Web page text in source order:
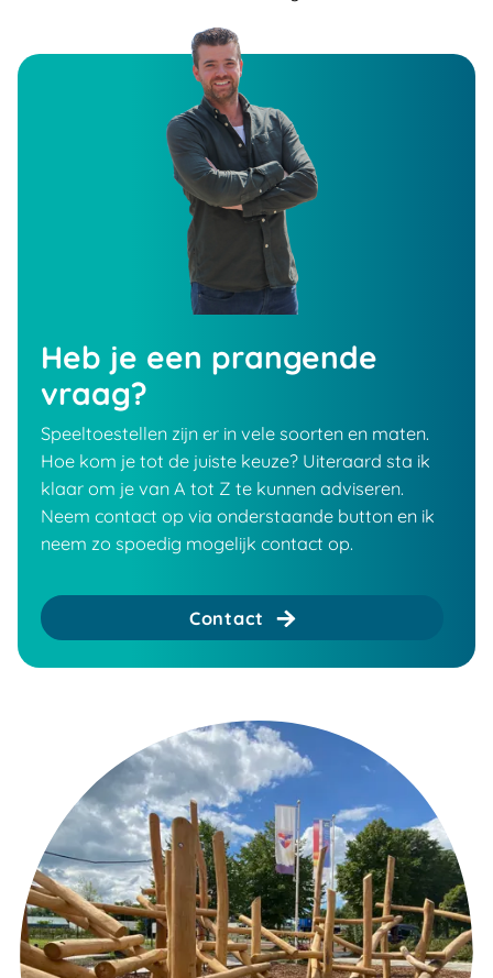
Heb je een prangende
vraag?
Speeltoestellen zijn er in vele soorten en maten.
Hoe kom je tot de juiste keuze? Uiteraard sta ik
klaar om je van A tot Z te kunnen adviseren.
Neem contact op via onderstaande button en ik
neem zo spoedig mogelijk contact op.
Contact